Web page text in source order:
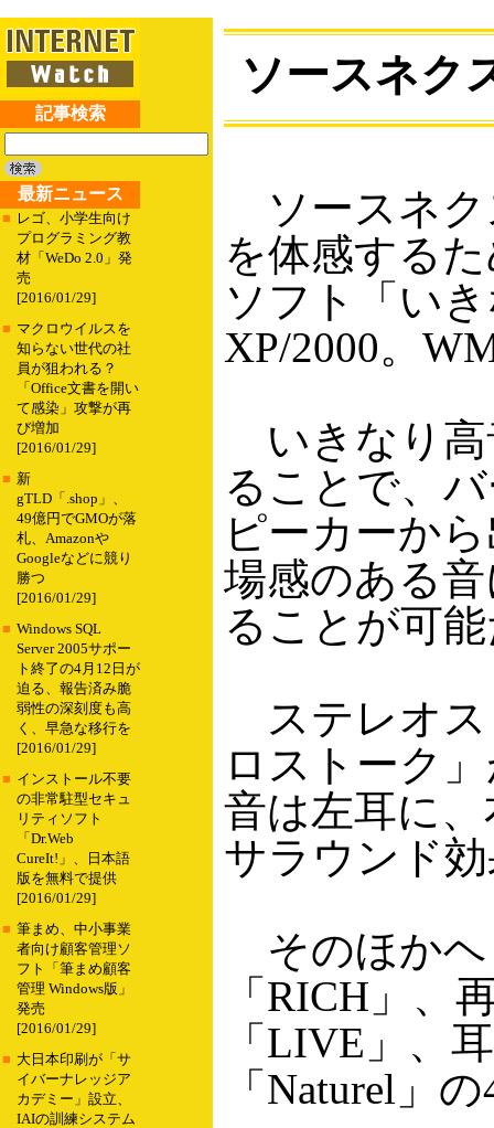
記事検索
最新ニュース
■ レゴ、小学生向け
プログラミング教
材「WeDo 2.0」発
売
[2016/01/29]
■ マクロウイルスを
知らない世代の社
員が狙われる？
「Office文書を開い
て感染」攻撃が再
び増加
[2016/01/29]
■ 新
gTLD「.shop」、
49億円でGMOが落
札、Amazonや
Googleなどに競り
勝つ
[2016/01/29]
■ Windows SQL
Server 2005サポー
ト終了の4月12日が
迫る、報告済み脆
弱性の深刻度も高
く、早急な移行を
[2016/01/29]
■ インストール不要
の非常駐型セキュ
リティソフト
「Dr.Web
CureIt!」、日本語
版を無料で提供
[2016/01/29]
■ 筆まめ、中小事業
者向け顧客管理ソ
フト「筆まめ顧客
管理 Windows版」
発売
[2016/01/29]
■ 大日本印刷が「サ
イバーナレッジア
カデミー」設立、
IAIの訓練システム
ソースネク
ソースネク
を体感する
ソフト「い
XP/2000。
いきなり高
ることで、
ピーカーか
場感のある
ることが可
ステレオス
ロストーク
音は左耳に
サラウンド
そのほかヘ
「RICH」
「LIVE」、
「Naturel」